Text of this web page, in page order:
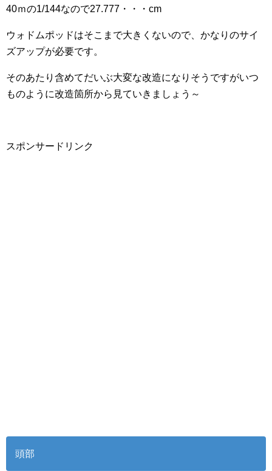
40ｍの1/144なので27.777・・・cm
ウォドムポッドはそこまで大きくないので、かなりのサイ
ズアップが必要です。
そのあたり含めてだいぶ大変な改造になりそうですがいつ
ものように改造箇所から見ていきましょう～
スポンサードリンク
頭部